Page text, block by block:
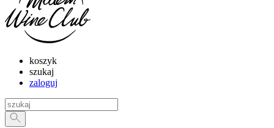
koszyk
szukaj
zaloguj